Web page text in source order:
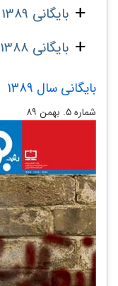
بایگانی 1389
بایگانی 1388
بایگانی سال 1389
شماره‌ ۵. بهمن ۸۹